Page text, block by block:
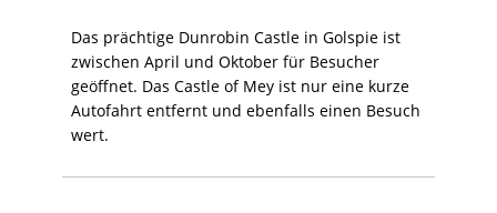
Das prächtige Dunrobin Castle in Golspie ist
zwischen April und Oktober für Besucher
geöffnet. Das Castle of Mey ist nur eine kurze
Autofahrt entfernt und ebenfalls einen Besuch
wert.